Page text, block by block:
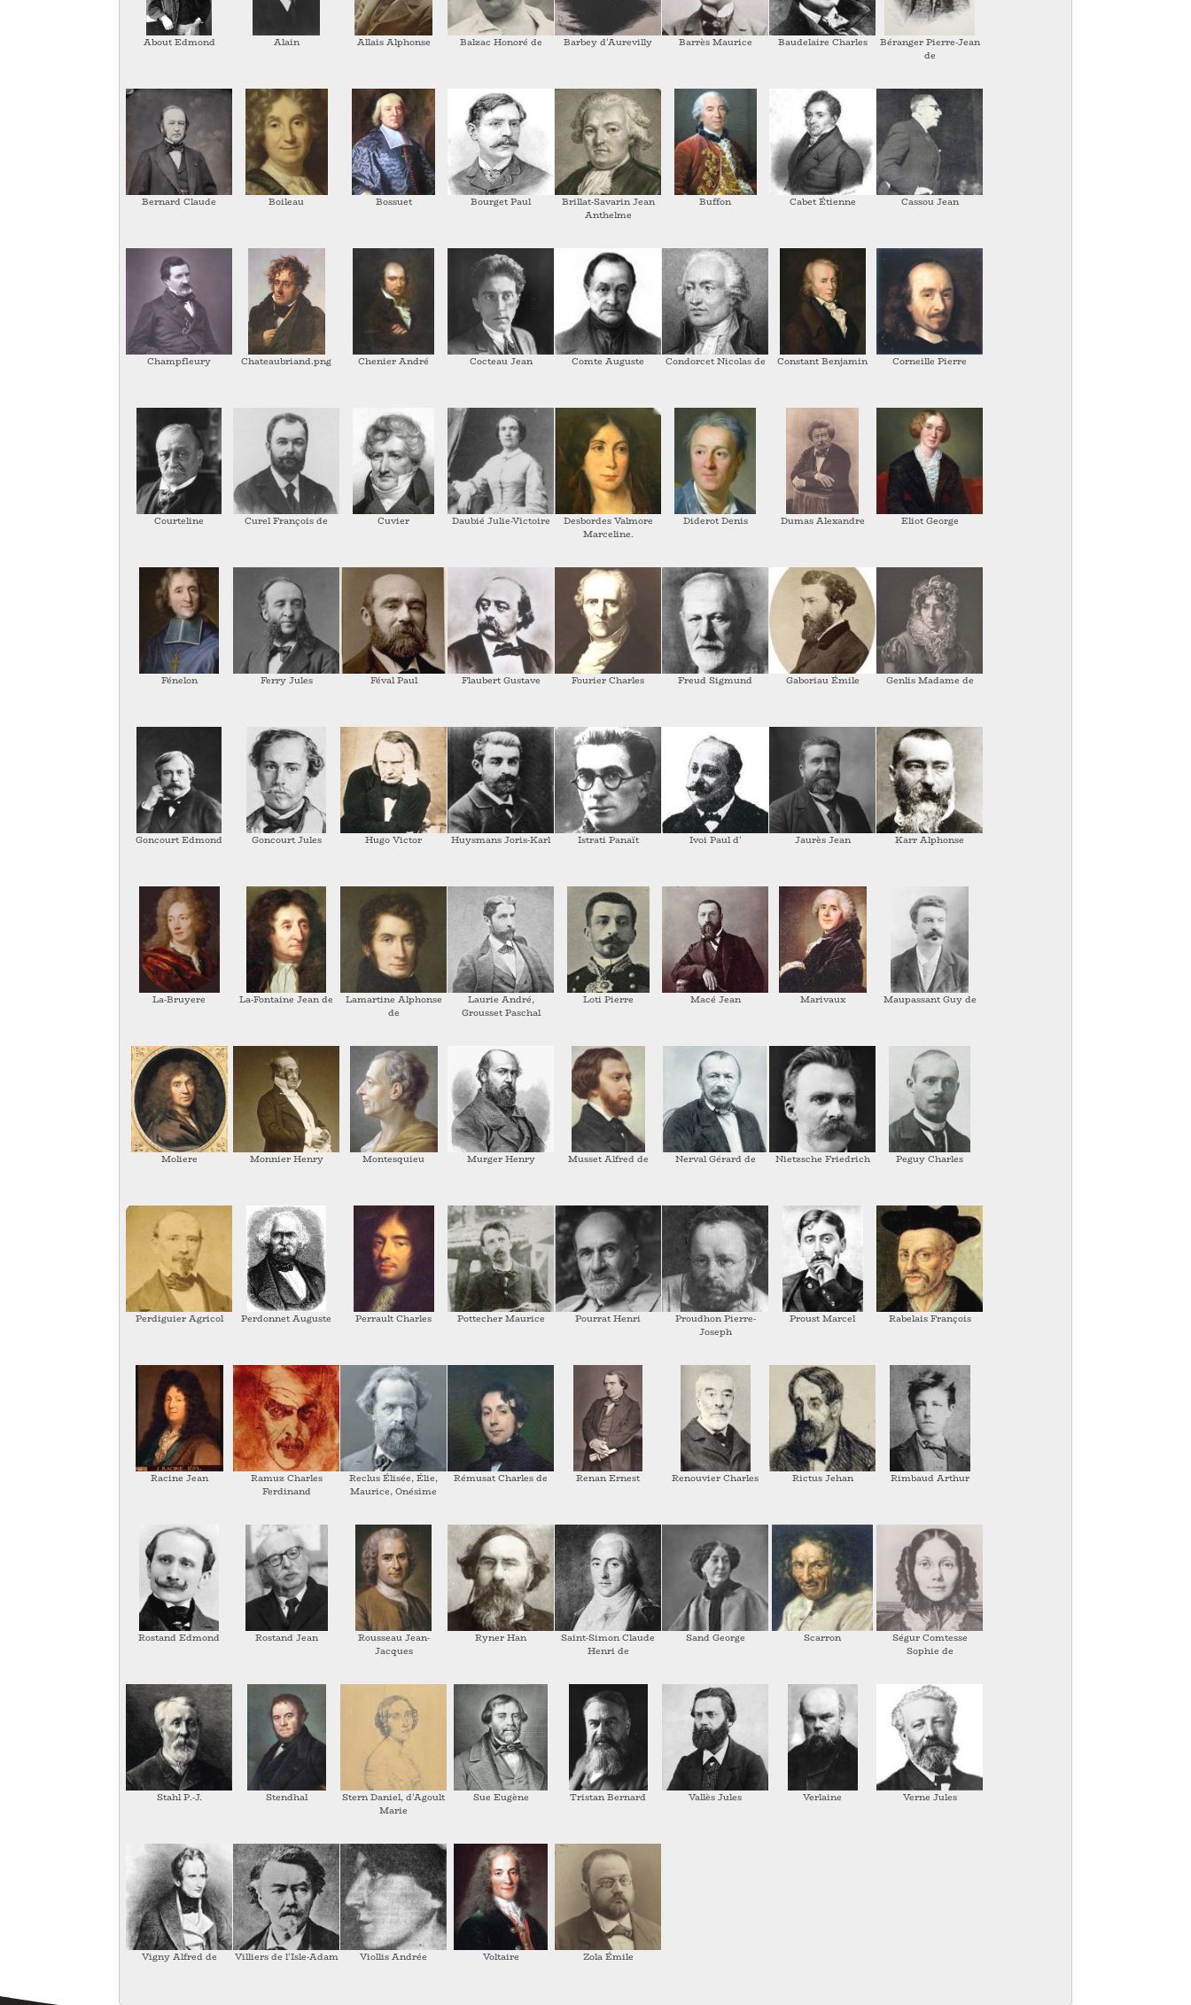
About Edmond Alain Allais Alphonse Balzac Honoré de Barbey d'Aurevilly Barrès Maurice Baudelaire Charles
Béranger Pierre-Jean
de
Bernard Claude Boileau Bossuet Bourget Paul
Brillat-Savarin Jean
Anthelme
Buffon Cabet Étienne Cassou Jean
Champfleury Chateaubriand.png Chenier André Cocteau Jean Comte Auguste Condorcet Nicolas de Constant Benjamin Corneille Pierre
Courteline Curel François de Cuvier Daubié Julie-Victoire
Desbordes Valmore
Marceline.
Diderot Denis Dumas Alexandre Eliot George
Fénelon Ferry Jules Féval Paul Flaubert Gustave Fourier Charles Freud Sigmund Gaboriau Émile Genlis Madame de
Goncourt Edmond Goncourt Jules Hugo Victor Huysmans Joris-Karl Istrati Panaït Ivoi Paul d' Jaurès Jean Karr Alphonse
La-Bruyere La-Fontaine Jean de
Lamartine Alphonse
de
Laurie André,
Grousset Paschal
Loti Pierre Macé Jean Marivaux Maupassant Guy de
Moliere Monnier Henry Montesquieu Murger Henry Musset Alfred de Nerval Gérard de Nietzsche Friedrich Peguy Charles
Perdiguier Agricol Perdonnet Auguste Perrault Charles Pottecher Maurice Pourrat Henri
Proudhon Pierre-
Joseph
Proust Marcel Rabelais François
Racine Jean
Ramuz Charles
Ferdinand
Reclus Élisée, Élie,
Maurice, Onésime
Rémusat Charles de Renan Ernest Renouvier Charles Rictus Jehan Rimbaud Arthur
Rostand Edmond Rostand Jean
Rousseau Jean-
Jacques
Ryner Han
Saint-Simon Claude
Henri de
Sand George Scarron
Ségur Comtesse
Sophie de
Stahl P.-J. Stendhal
Stern Daniel, d'Agoult
Marie
Sue Eugène Tristan Bernard Vallès Jules Verlaine Verne Jules
Vigny Alfred de Villiers de l'Isle-Adam Viollis Andrée Voltaire Zola Émile